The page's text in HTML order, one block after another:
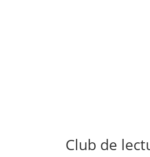
Club de